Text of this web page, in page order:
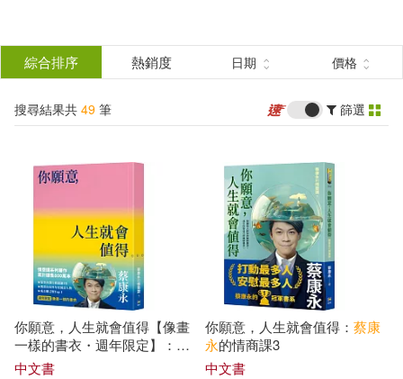
結
分類 (單選)
所有商品(49) 圖書(34)
電子書閱讀器(3) 電子書(8)
有聲書(4)
作者 (可複選)
蔡康永(40) 侯文詠(6)
綜合排序 熱銷度 日期 價格
搜尋結果共 49 筆 篩選
你願意，人生就會值得【像畫
一樣的書衣・週年限定】： 蔡
康永的情商課3
中文書
你願意，人生就會值得： 蔡康
永的情商課3
中文書